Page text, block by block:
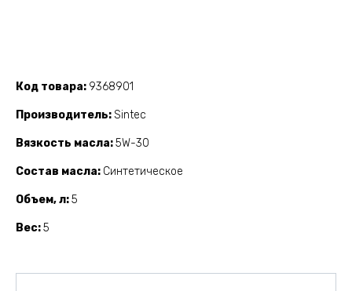
Код товара 9368901
Производитель Sintec
Вязкость масла 5W-30
Состав масла Синтетическое
Объем, л 5
Вес 5